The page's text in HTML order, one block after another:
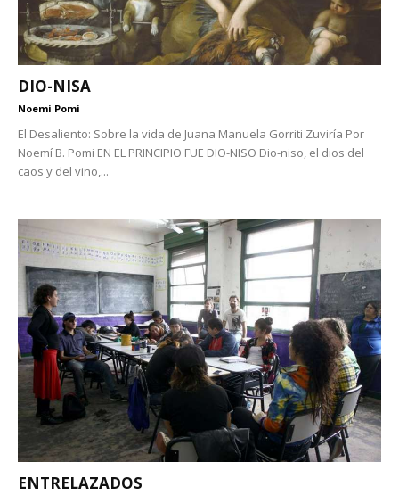
DIO-NISA
Noemi Pomi
El Desaliento: Sobre la vida de Juana Manuela Gorriti Zuviría Por
Noemí B. Pomi EN EL PRINCIPIO FUE DIO-NISO Dio-niso, el dios del
caos y del vino,...
ENTRELAZADOS